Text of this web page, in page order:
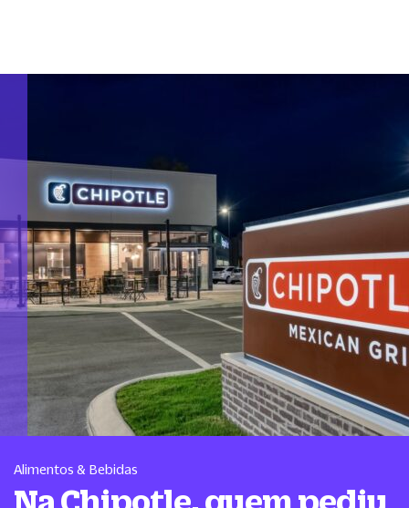
Alimentos & Bebidas
Na Chipotle, quem pediu